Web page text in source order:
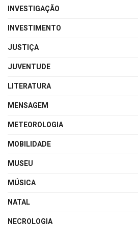
INVESTIGAÇÃO
INVESTIMENTO
JUSTIÇA
JUVENTUDE
LITERATURA
MENSAGEM
METEOROLOGIA
MOBILIDADE
MUSEU
MÚSICA
NATAL
NECROLOGIA